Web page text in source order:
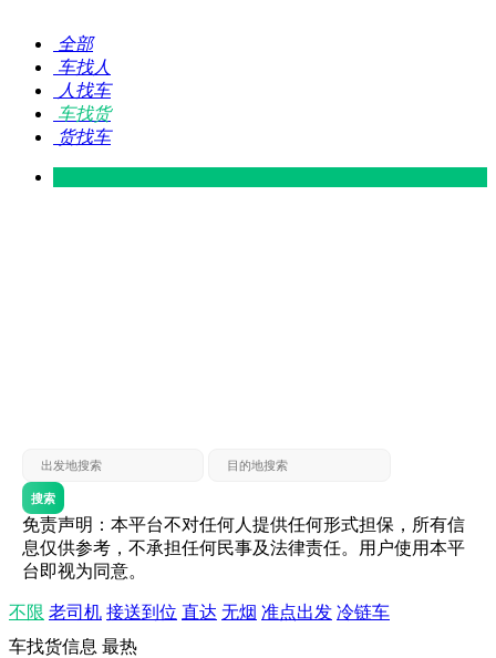
全部
车找人
人找车
车找货
货找车
搜索
免责声明：本平台不对任何人提供任何形式担保，所有信
息仅供参考，不承担任何民事及法律责任。用户使用本平
台即视为同意。
不限 老司机 接送到位 直达 无烟 准点出发 冷链车
车找货信息 最热